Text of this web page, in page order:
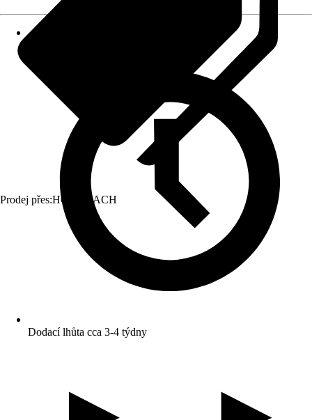
Prodej přes:HORNBACH
Dodací lhůta cca 3-4 týdny